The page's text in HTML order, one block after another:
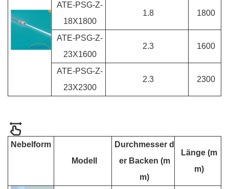
ATE-PSG-Z-
18X1800
1.8 1800
ATE-PSG-Z-
23X1600
2.3 1600
ATE-PSG-Z-
23X2300
2.3 2300
Nebelform
Modell
Durchmesser d
er Backen (m
m)
Länge (m
m)